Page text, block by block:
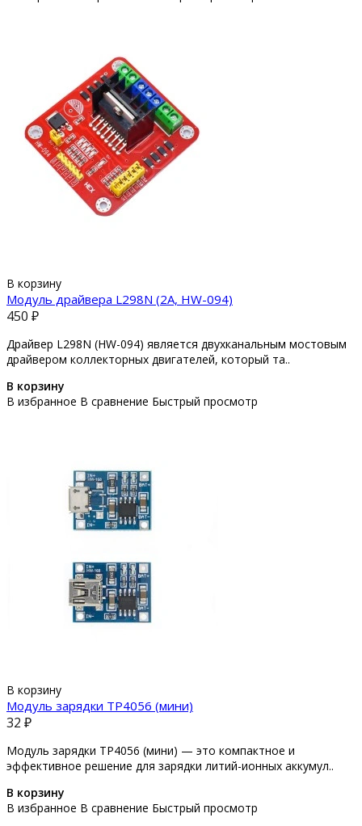
В корзину
Модуль драйвера L298N (2A, HW-094)
450 ₽
Драйвер L298N (HW-094) является двухканальным мостовым
драйвером коллекторных двигателей, который та..
В корзину
В избранное В сравнение Быстрый просмотр
В корзину
Модуль зарядки TP4056 (мини)
32 ₽
Модуль зарядки TP4056 (мини) — это компактное и
эффективное решение для зарядки литий-ионных аккумул..
В корзину
В избранное В сравнение Быстрый просмотр